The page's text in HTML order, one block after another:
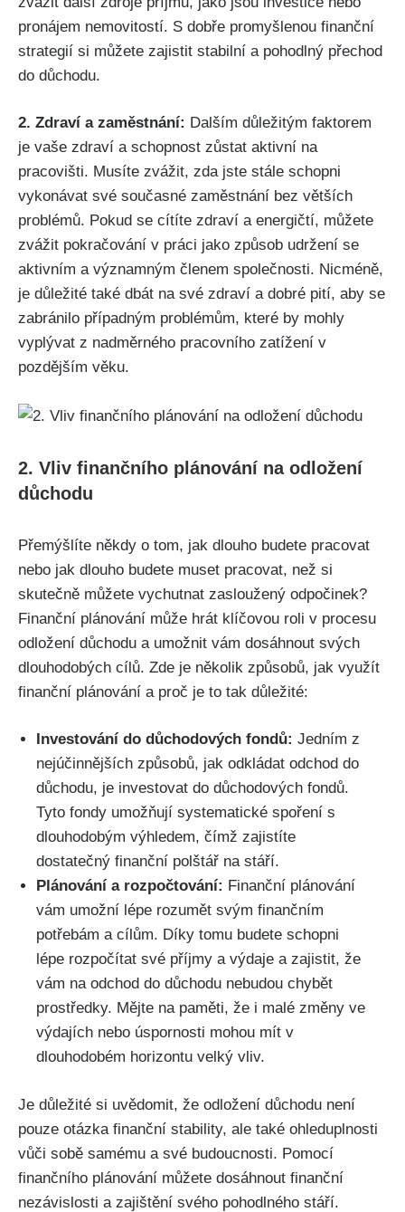
pronájem nemovitostí. S dobře promyšlenou finanční
strategií si můžete zajistit stabilní a pohodlný přechod
do důchodu.
2. Zdraví a zaměstnání: Dalším důležitým faktorem
je vaše zdraví a schopnost zůstat aktivní na
pracovišti. Musíte zvážit, zda jste stále schopni
vykonávat své současné zaměstnání bez větších
problémů. Pokud se cítíte zdraví a energičtí, můžete
zvážit pokračování v práci jako způsob udržení se
aktivním a významným členem společnosti. Nicméně,
je důležité také dbát na své zdraví a dobré pití, aby se
zabránilo případným problémům, které by mohly
vyplývat z nadměrného pracovního zatížení v
pozdějším věku.
2. Vliv finančního plánování na odložení
důchodu
Přemýšlíte někdy o tom, jak dlouho budete pracovat
nebo jak dlouho budete muset pracovat, než si
skutečně můžete vychutnat zasloužený odpočinek?
Finanční plánování může hrát klíčovou roli v procesu
odložení důchodu a umožnit vám dosáhnout svých
dlouhodobých cílů. Zde je několik způsobů, jak využít
finanční plánování a proč je to tak důležité:
Investování do důchodových fondů: Jedním z
nejúčinnějších způsobů, jak odkládat odchod do
důchodu, je investovat do důchodových fondů.
Tyto fondy umožňují systematické spoření s
dlouhodobým výhledem, čímž zajistíte
dostatečný finanční polštář na stáří.
Plánování a rozpočtování: Finanční plánování
vám umožní lépe rozumět svým finančním
potřebám a cílům. Díky tomu budete schopni
lépe rozpočítat své příjmy a výdaje a zajistit, že
vám na odchod do důchodu nebudou chybět
prostředky. Mějte na paměti, že i malé změny ve
výdajích nebo úspornosti mohou mít v
dlouhodobém horizontu velký vliv.
Je důležité si uvědomit, že odložení důchodu není
pouze otázka finanční stability, ale také ohleduplnosti
vůči sobě samému a své budoucnosti. Pomocí
finančního plánování můžete dosáhnout finanční
nezávislosti a zajištění svého pohodlného stáří.